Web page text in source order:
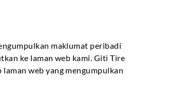
maklumat peribadi
ke laman web kami. Giti Tire
web yang mengumpulkan